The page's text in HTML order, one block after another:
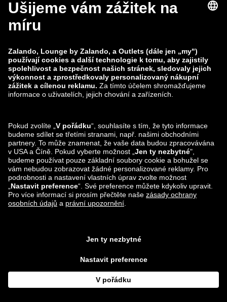
zalando-lounge.co.uk zalando-lounge.pl
zalando-lounge.lt zalando-lounge.sk
zalando-lounge.ro zalando-lounge.hr
zalando-lounge.lu zalando-lounge.ee
zalando-lounge.lv zalando-lounge.no
Sledujte nás také
na
doporučenou maloobchodní cenou